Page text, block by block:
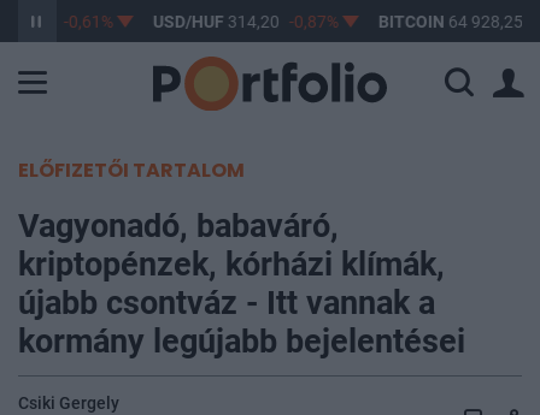
-0,61% USD/HUF314,20 -0,87% BITCOIN64 928,25
ELŐFIZETŐI TARTALOM
Vagyonadó, babaváró,
kriptopénzek, kórházi klímák,
újabb csontváz - Itt vannak a
kormány legújabb bejelentései
Csiki Gergely